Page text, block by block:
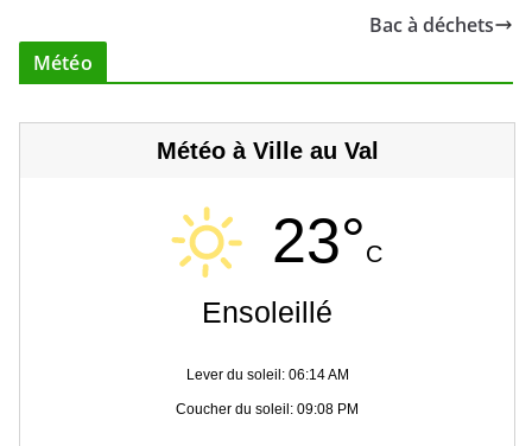
Bac à déchets
Météo
Météo à Ville au Val
23°C
Ensoleillé
Lever du soleil: 06:14 AM
Coucher du soleil: 09:08 PM